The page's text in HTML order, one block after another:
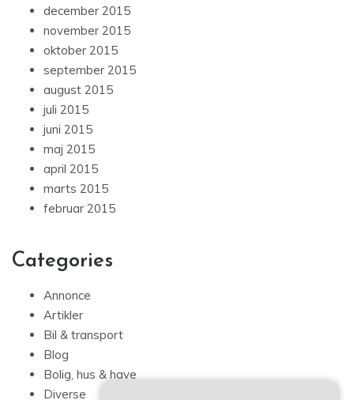
december 2015
november 2015
oktober 2015
september 2015
august 2015
juli 2015
juni 2015
maj 2015
april 2015
marts 2015
februar 2015
Categories
Annonce
Artikler
Bil & transport
Blog
Bolig, hus & have
Diverse